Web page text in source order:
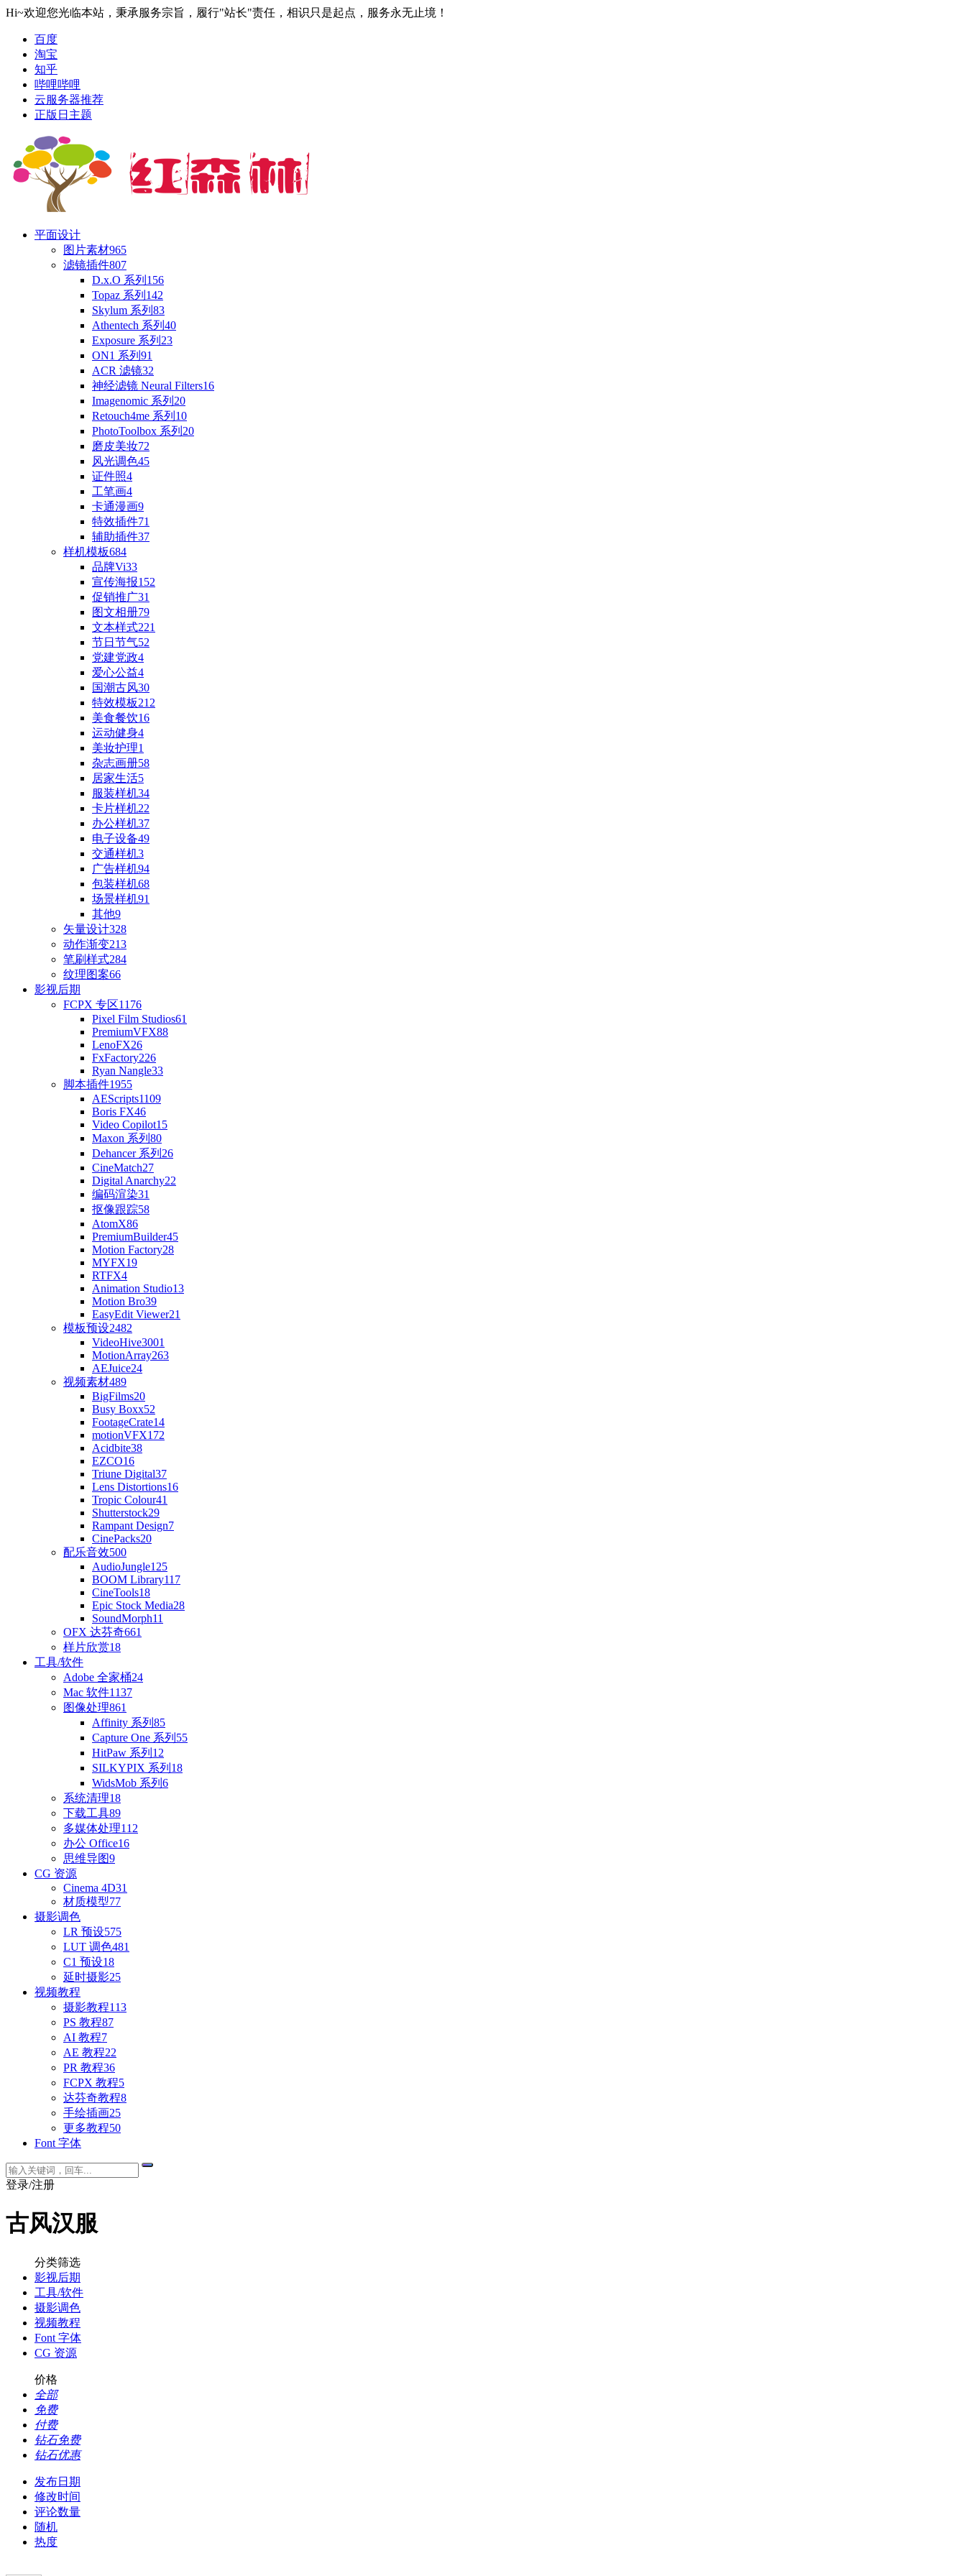
Hi~欢迎您光临本站，秉承服务宗旨，履行"站长"责任，相识只是起点，服务永无止境！
百度
淘宝
知乎
哔哩哔哩
云服务器推荐
正版日主题
平面设计
图片素材965
滤镜插件807
D.x.O 系列 156
Topaz 系列 142
Skylum 系列 83
Athentech 系列 40
Exposure 系列 23
ON1 系列 91
ACR 滤镜32
神经滤镜 Neural Filters16
Imagenomic 系列 20
Retouch4me 系列 10
PhotoToolbox 系列 20
磨皮美妆72
风光调色45
证件照4
工笔画4
卡通漫画9
特效插件71
辅助插件37
样机模板684
品牌Vi33
宣传海报152
促销推广31
图文相册79
文本样式221
节日节气52
党建党政4
爱心公益4
国潮古风30
特效模板212
美食餐饮16
运动健身4
美妆护理1
杂志画册58
居家生活5
服装样机34
卡片样机22
办公样机37
电子设备49
交通样机3
广告样机94
包装样机68
场景样机91
其他9
矢量设计328
动作渐变213
笔刷样式284
纹理图案66
影视后期
FCPX 专区1176
Pixel Film Studios61
PremiumVFX88
LenoFX26
FxFactory226
Ryan Nangle33
脚本插件1955
AEScripts1109
Boris FX46
Video Copilot15
Maxon 系列 80
Dehancer 系列 26
CineMatch27
Digital Anarchy22
编码渲染31
抠像跟踪58
AtomX86
PremiumBuilder45
Motion Factory28
MYFX19
RTFX4
Animation Studio13
Motion Bro39
EasyEdit Viewer21
模板预设2482
VideoHive3001
MotionArray263
AEJuice24
视频素材489
BigFilms20
Busy Boxx52
FootageCrate14
motionVFX172
Acidbite38
EZCO16
Triune Digital37
Lens Distortions16
Tropic Colour41
Shutterstock29
Rampant Design7
CinePacks20
配乐音效500
AudioJungle125
BOOM Library117
CineTools18
Epic Stock Media28
SoundMorph11
OFX 达芬奇661
样片欣赏18
工具/软件
Adobe 全家桶24
Mac 软件1137
图像处理861
Affinity 系列 85
Capture One 系列 55
HitPaw 系列 12
SILKYPIX 系列 18
WidsMob 系列 6
系统清理18
下载工具89
多媒体处理112
办公 Office16
思维导图9
CG 资源
Cinema 4D31
材质模型77
摄影调色
LR 预设575
LUT 调色481
C1 预设18
延时摄影25
视频教程
摄影教程113
PS 教程87
AI 教程7
AE 教程22
PR 教程36
FCPX 教程5
达芬奇教程8
手绘插画25
更多教程50
Font 字体
登录/注册
古风汉服
分类筛选
影视后期
工具/软件
摄影调色
视频教程
Font 字体
CG 资源
价格
全部
免费
付费
钻石免费
钻石优惠
发布日期
修改时间
评论数量
随机
热度